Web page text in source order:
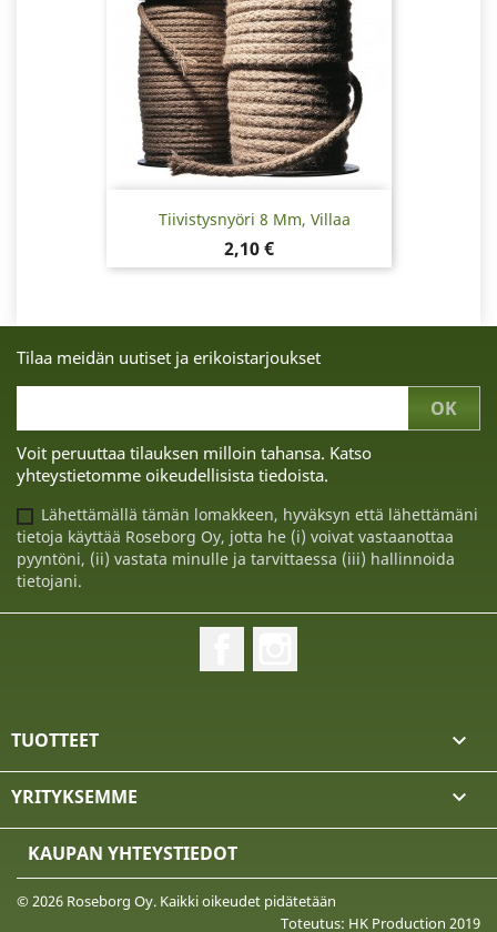
Tiivistysnyöri 8 Mm, Villaa
Hinta
2,10 €
Tilaa meidän uutiset ja erikoistarjoukset
Voit peruuttaa tilauksen milloin tahansa. Katso
yhteystietomme oikeudellisista tiedoista.
Lähettämällä tämän lomakkeen, hyväksyn että lähettämäni
tietoja käyttää Roseborg Oy, jotta he (i) voivat vastaanottaa
pyyntöni, (ii) vastata minulle ja tarvittaessa (iii) hallinnoida
tietojani.
TUOTTEET 
YRITYKSEMME 
KAUPAN YHTEYSTIEDOT
© 2026 Roseborg Oy. Kaikki oikeudet pidätetään
Toteutus: HK Production 2019